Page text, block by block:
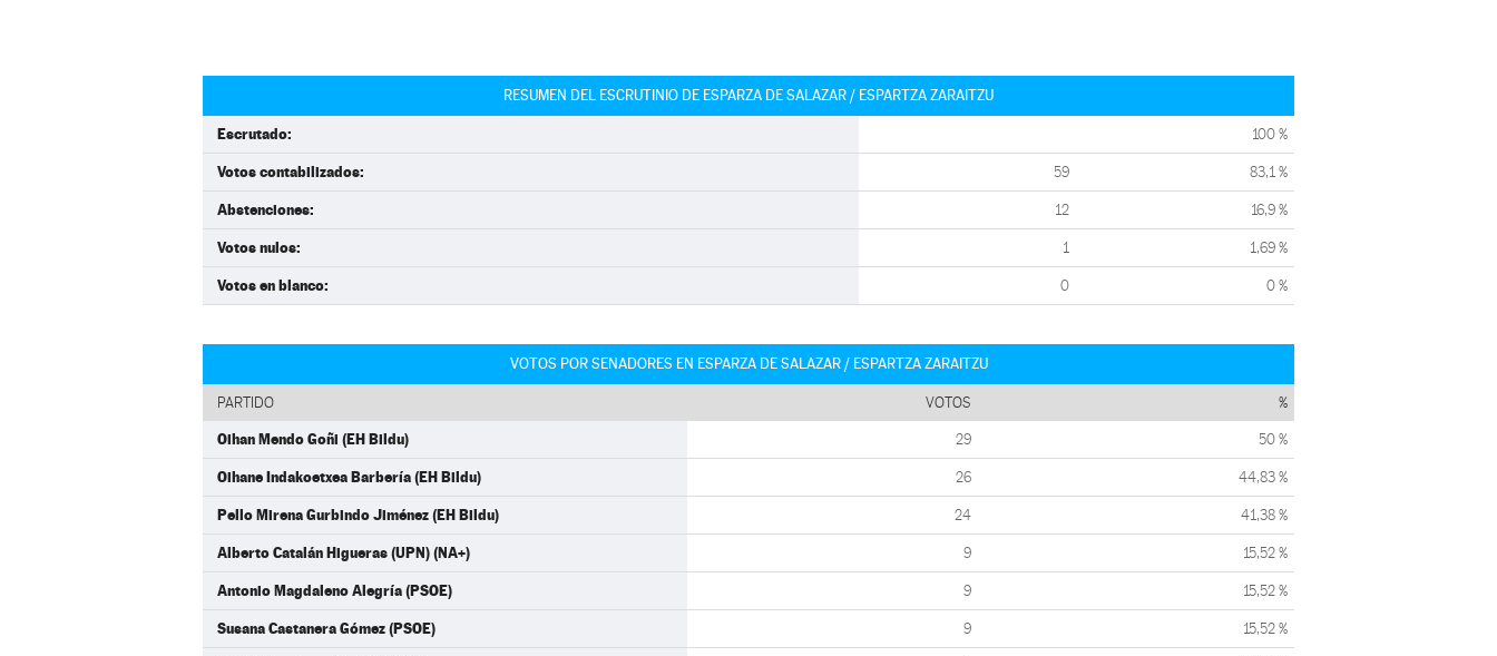
RESUMEN DEL ESCRUTINIO DE ESPARZA DE SALAZAR / ESPARTZA ZARAITZU
Escrutado: 100 %
Votos contabilizados: 59 83,1 %
Abstenciones: 12 16,9 %
Votos nulos: 1 1,69 %
Votos en blanco: 0 0 %
VOTOS POR SENADORES EN ESPARZA DE SALAZAR / ESPARTZA ZARAITZU
PARTIDO VOTOS %
Oihan Mendo Goñi (EH Bildu) 29 50 %
Oihane Indakoetxea Barbería (EH Bildu) 26 44,83 %
Pello Mirena Gurbindo Jiménez (EH Bildu) 24 41,38 %
Alberto Catalán Higueras (UPN) (NA+) 9 15,52 %
Antonio Magdaleno Alegría (PSOE) 9 15,52 %
Susana Castanera Gómez (PSOE) 9 15,52 %